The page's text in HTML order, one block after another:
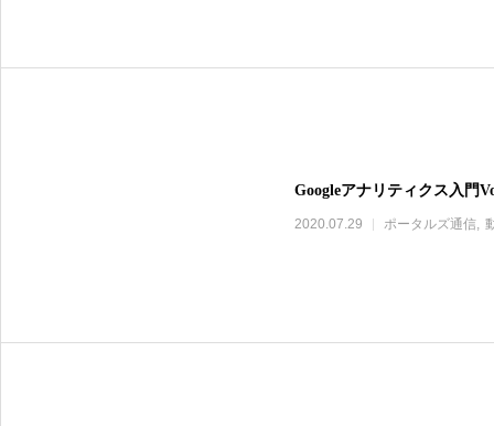
Googleアナリティクス入門
2020.07.29 ポータルズ通信